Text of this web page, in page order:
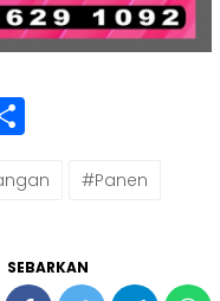
#Panen
SEBARKAN